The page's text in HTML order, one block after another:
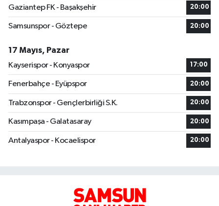
Gaziantep FK - Başakşehir 20:00
Samsunspor - Göztepe 20:00
17 Mayıs, Pazar
Kayserispor - Konyaspor
17:00
Fenerbahçe - Eyüpspor 20:00
Trabzonspor - Gençlerbirliği S.K. 20:00
Kasımpaşa - Galatasaray 20:00
Antalyaspor - Kocaelispor 20:00